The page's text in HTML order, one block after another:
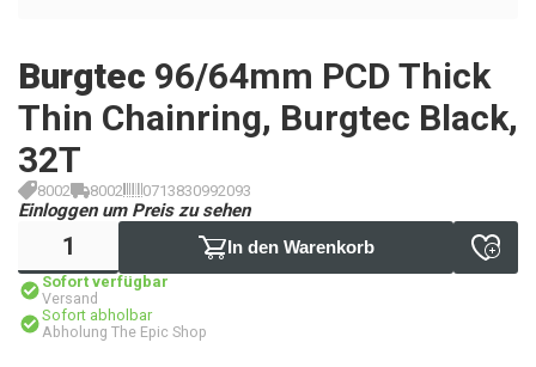
Burgtec 96/64mm PCD Thick
Thin Chainring, Burgtec Black,
32T
8002 8002 0713830992093
Einloggen um Preis zu sehen
In den Warenkorb
Sofort verfügbar
Versand
Sofort abholbar
Abholung The Epic Shop